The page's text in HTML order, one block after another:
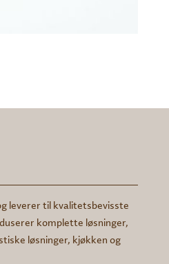
leverer til kvalitetsbevisste
komplette løsninger,
løsninger, kjøkken og